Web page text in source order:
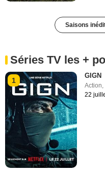
Saisons
Séries TV les +
1
GIGN
Action,
22